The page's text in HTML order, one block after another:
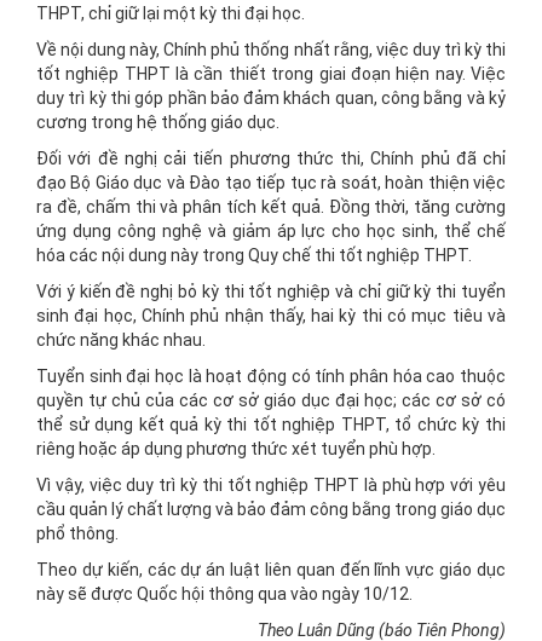
THPT, chỉ giữ lại một kỳ thi đại học.
Về nội dung này, Chính phủ thống nhất rằng, việc duy trì kỳ thi
tốt nghiệp THPT là cần thiết trong giai đoạn hiện nay. Việc
duy trì kỳ thi góp phần bảo đảm khách quan, công bằng và kỷ
cương trong hệ thống giáo dục.
Đối với đề nghị cải tiến phương thức thi, Chính phủ đã chỉ
đạo Bộ Giáo dục và Đào tạo tiếp tục rà soát, hoàn thiện việc
ra đề, chấm thi và phân tích kết quả. Đồng thời, tăng cường
ứng dụng công nghệ và giảm áp lực cho học sinh, thể chế
hóa các nội dung này trong Quy chế thi tốt nghiệp THPT.
Với ý kiến đề nghị bỏ kỳ thi tốt nghiệp và chỉ giữ kỳ thi tuyển
sinh đại học, Chính phủ nhận thấy, hai kỳ thi có mục tiêu và
chức năng khác nhau.
Tuyển sinh đại học là hoạt động có tính phân hóa cao thuộc
quyền tự chủ của các cơ sở giáo dục đại học; các cơ sở có
thể sử dụng kết quả kỳ thi tốt nghiệp THPT, tổ chức kỳ thi
riêng hoặc áp dụng phương thức xét tuyển phù hợp.
Vì vậy, việc duy trì kỳ thi tốt nghiệp THPT là phù hợp với yêu
cầu quản lý chất lượng và bảo đảm công bằng trong giáo dục
phổ thông.
Theo dự kiến, các dự án luật liên quan đến lĩnh vực giáo dục
này sẽ được Quốc hội thông qua vào ngày 10/12.
Theo Luân Dũng (báo Tiên Phong)